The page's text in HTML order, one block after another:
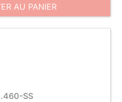
AU PANIER
SS